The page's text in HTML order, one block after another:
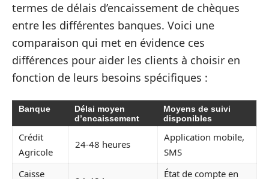
termes de délais d’encaissement de chèques
entre les différentes banques. Voici une
comparaison qui met en évidence ces
différences pour aider les clients à choisir en
fonction de leurs besoins spécifiques :
Banque
Délai moyen
d’encaissement
Moyens de suivi
disponibles
Crédit
Agricole
24-48 heures
Application mobile,
SMS
Caisse
État de compte en